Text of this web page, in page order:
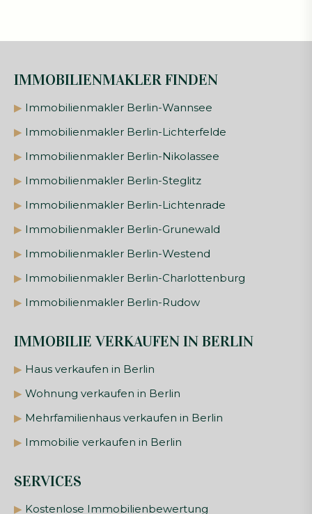
IMMOBILIENMAKLER FINDEN
▶ Immobilienmakler Berlin-Wannsee
▶ Immobilienmakler Berlin-Lichterfelde
▶ Immobilienmakler Berlin-Nikolassee
▶ Immobilienmakler Berlin-Steglitz
▶ Immobilienmakler Berlin-Lichtenrade
▶ Immobilienmakler Berlin-Grunewald
▶ Immobilienmakler Berlin-Westend
▶ Immobilienmakler Berlin-Charlottenburg
▶ Immobilienmakler Berlin-Rudow
IMMOBILIE VERKAUFEN IN BERLIN
▶ Haus verkaufen in Berlin
▶ Wohnung verkaufen in Berlin
▶ Mehrfamilienhaus verkaufen in Berlin
▶ Immobilie verkaufen in Berlin
SERVICES
▶ Kostenlose Immobilienbewertung